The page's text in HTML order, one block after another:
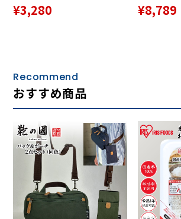
¥3,280 ¥8,789
Recommend
おすすめ商品